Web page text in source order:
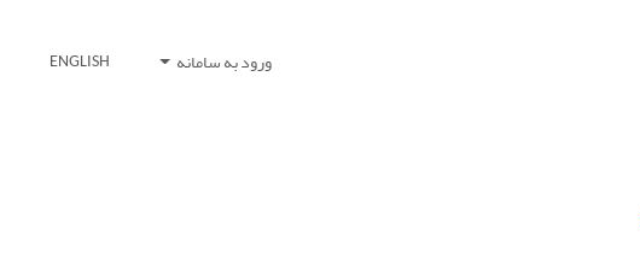
ورود به سامانه ENGLISH